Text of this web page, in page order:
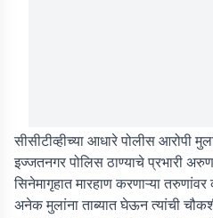
सीसीटीव्हीच्या आधारे पोलीस
इज्जतनगर पोलिस ठाण्याचे प्रभारी
सिनेमागृहात मारहाण करणाऱ्या
अनेक मुलांना ताब्यात घेऊन त्यांची